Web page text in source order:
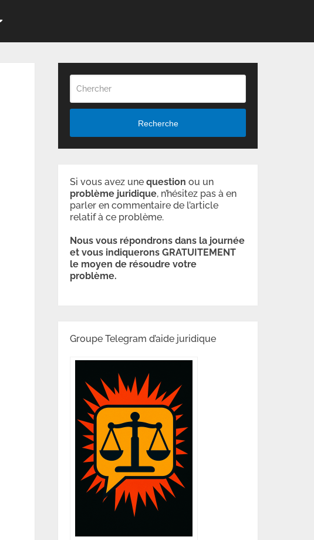
Recherche
Si vous avez unequestion ou un
problème juridique, n’hésitez pas à en
parler en commentaire de l’article
relatif à ce problème.
Nous vous répondrons dans la journée
et vous indiquerons GRATUITEMENT
le moyen de résoudre votre
problème.
Groupe Telegram d’aide juridique